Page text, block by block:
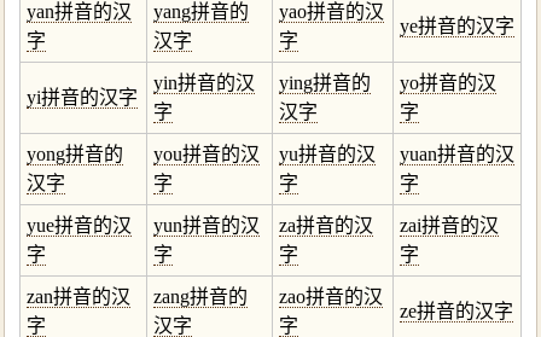
yan拼音的汉
字
yang拼音的
汉字
yao拼音的汉
字
ye拼音的汉字
yi拼音的汉字
yin拼音的汉
字
ying拼音的
汉字
yo拼音的汉
字
yong拼音的
汉字
you拼音的汉
字
yu拼音的汉
字
yuan拼音的汉
字
yue拼音的汉
字
yun拼音的汉
字
za拼音的汉
字
zai拼音的汉
字
zan拼音的汉
字
zang拼音的
汉字
zao拼音的汉
字
ze拼音的汉字